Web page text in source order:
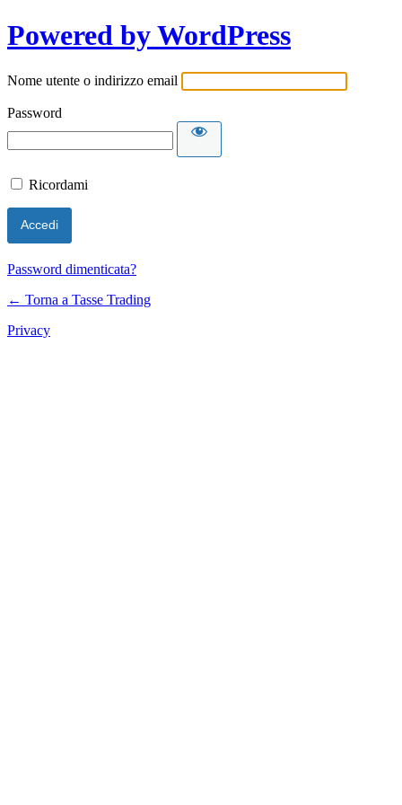
Powered by WordPress
Nome utente o indirizzo email
Password
Ricordami
Password dimenticata?
← Torna a Tasse Trading
Privacy